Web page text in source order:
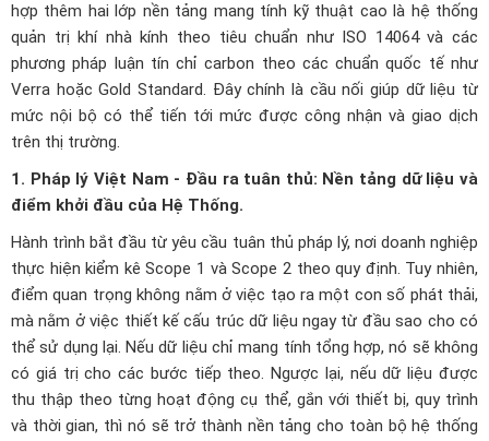
hợp thêm hai lớp nền tảng mang tính kỹ thuật cao là hệ thống
quản trị khí nhà kính theo tiêu chuẩn như ISO 14064 và các
phương pháp luận tín chỉ carbon theo các chuẩn quốc tế như
Verra hoặc Gold Standard. Đây chính là cầu nối giúp dữ liệu từ
mức nội bộ có thể tiến tới mức được công nhận và giao dịch
trên thị trường.
1. Pháp lý Việt Nam - Đầu ra tuân thủ: Nền tảng dữ liệu và
điểm khởi đầu của Hệ Thống.
Hành trình bắt đầu từ yêu cầu tuân thủ pháp lý, nơi doanh nghiệp
thực hiện kiểm kê Scope 1 và Scope 2 theo quy định. Tuy nhiên,
điểm quan trọng không nằm ở việc tạo ra một con số phát thải,
mà nằm ở việc thiết kế cấu trúc dữ liệu ngay từ đầu sao cho có
thể sử dụng lại. Nếu dữ liệu chỉ mang tính tổng hợp, nó sẽ không
có giá trị cho các bước tiếp theo. Ngược lại, nếu dữ liệu được
thu thập theo từng hoạt động cụ thể, gắn với thiết bị, quy trình
và thời gian, thì nó sẽ trở thành nền tảng cho toàn bộ hệ thống